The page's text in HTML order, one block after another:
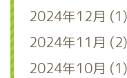
2024年12月 (1)
2024年11月 (2)
2024年10月 (1)